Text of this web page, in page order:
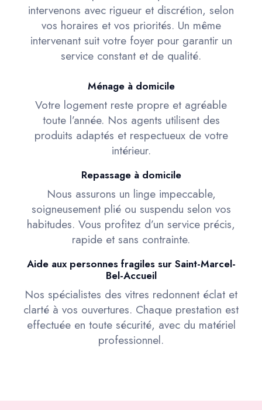
intervenons avec rigueur et discrétion, selon
vos horaires et vos priorités. Un même
intervenant suit votre foyer pour garantir un
service constant et de qualité.
Ménage à domicile
Votre logement reste propre et agréable
toute l’année. Nos agents utilisent des
produits adaptés et respectueux de votre
intérieur.
Repassage à domicile
Nous assurons un linge impeccable,
soigneusement plié ou suspendu selon vos
habitudes. Vous profitez d’un service précis,
rapide et sans contrainte.
Aide aux personnes fragiles sur Saint-Marcel-
Bel-Accueil
Nos spécialistes des vitres redonnent éclat et
clarté à vos ouvertures. Chaque prestation est
effectuée en toute sécurité, avec du matériel
professionnel.